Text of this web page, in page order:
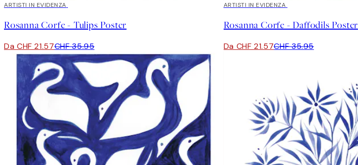
40%*
ARTISTI IN EVIDENZA
Rosanna Corfe - Tulips Poster
Da CHF 21.57CHF 35.95
40%*
ARTISTI IN EVIDENZA
Rosanna Corfe - Daffodils Poster
Da CHF 21.57CHF 35.95